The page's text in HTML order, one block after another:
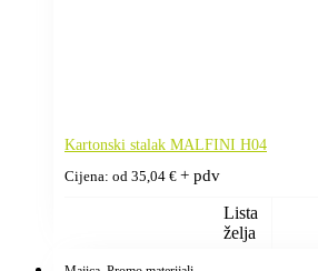
Kartonski stalak MALFINI H04
Cijena: od 35,04 € + pdv
Lista
želja